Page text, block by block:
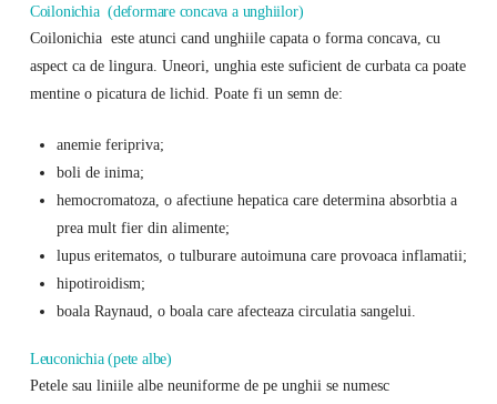
Coilonichia (deformare concava a unghiilor)
Coilonichia este atunci cand unghiile capata o forma concava, cu
aspect ca de lingura. Uneori, unghia este suficient de curbata ca poate
mentine o picatura de lichid. Poate fi un semn de:
anemie feripriva;
boli de inima;
hemocromatoza, o afectiune hepatica care determina absorbtia a
prea mult fier din alimente;
lupus eritematos, o tulburare autoimuna care provoaca inflamatii;
hipotiroidism;
boala Raynaud, o boala care afecteaza circulatia sangelui.
Leuconichia (pete albe)
Petele sau liniile albe neuniforme de pe unghii se numesc